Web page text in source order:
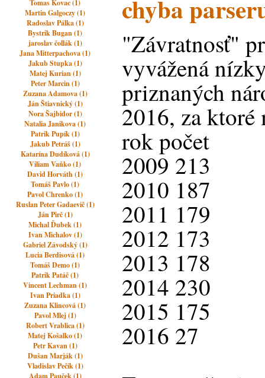
Tomas Kovac (1)
Martin Galgoczy (1)
Radoslav Pálka (1)
Bystrik Bugan (1)
jaroslav čollák (1)
Jana Mitterpachova (1)
Jakub Stupka (1)
Matej Kurian (1)
Peter Marcin (1)
Zuzana Adamova (1)
Ján Štiavnický (1)
Nora Šajbidor (1)
Natalia Janikova (1)
Patrik Pupík (1)
Jakub Petráš (1)
Katarína Dudíková (1)
Viliam Vaňko (1)
David Horváth (1)
Tomáš Pavlo (1)
Pavol Chrenko (1)
Ruslan Peter Gadaevič (1)
Ján Pirč (1)
Michal Ďubek (1)
Ivan Michalov (1)
Gabriel Závodský (1)
Lucia Berdisová (1)
Tomáš Demo (1)
Patrik Patáč (1)
Vincent Lechman (1)
Ivan Priadka (1)
Zuzana Klincová (1)
Pavol Mlej (1)
Robert Vrablica (1)
Matej Košalko (1)
Petr Kavan (1)
Dušan Marják (1)
Vladislav Pečík (1)
Adam Pauček (1)
chyba
"Závratnosť"
vyvážená
priznaných
2016, za ktoré
rok počet
2009 213
2010 187
2011 179
2012 173
2013 178
2014 230
2015 175
2016 27